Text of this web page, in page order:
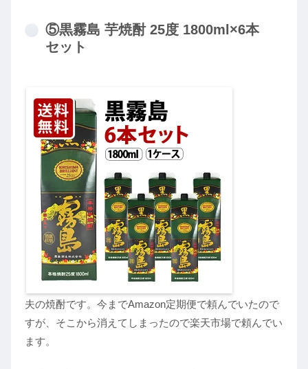
⑤黒霧島 芋焼酎 25度 1800ml×6本
セット
夫の焼酎です。今までAmazon定期便で頼んでいたので
すが、そこから消えてしまったので楽天市場で頼んでい
ます。